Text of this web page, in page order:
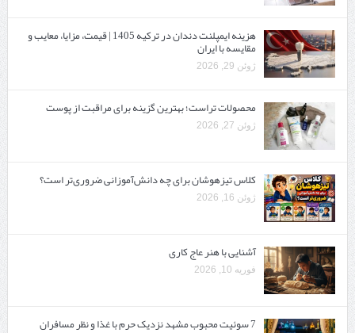
هزینه ایمپلنت دندان در ترکیه 1405 | قیمت، مزایا، معایب و
مقایسه با ایران
ژوئن 29, 2026
محصولات تراست؛ بهترین گزینه برای مراقبت از پوست
ژوئن 27, 2026
کلاس تیزهوشان برای چه دانش‌آموزانی ضروری‌تر است؟
ژوئن 16, 2026
آشنایی با هنر عاج کاری
فوریه 10, 2026
7 سوئیت محبوب مشهد نزدیک حرم با غذا و نظر مسافران